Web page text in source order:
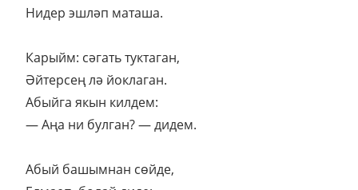
Нидер эшләп маташа.
Карыйм: сәгать туктаган,
Әйтерсең лә йоклаган.
Абыйга якын килдем:
— Аңа ни булган? — дидем.
Абый башымнан сөйде,